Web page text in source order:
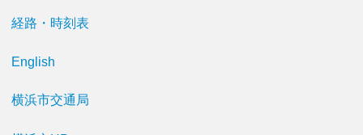
経路・時刻表
English
横浜市交通局